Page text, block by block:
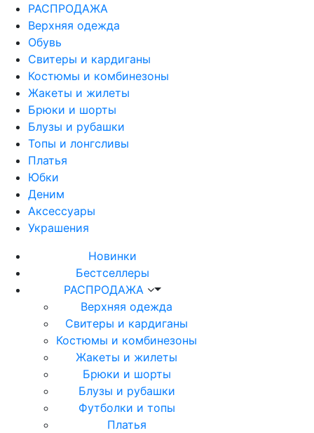
РАСПРОДАЖА
Верхняя одежда
Обувь
Свитеры и кардиганы
Костюмы и комбинезоны
Жакеты и жилеты
Брюки и шорты
Блузы и рубашки
Топы и лонгсливы
Платья
Юбки
Деним
Аксессуары
Украшения
Новинки
Бестселлеры
РАСПРОДАЖА
Верхняя одежда
Свитеры и кардиганы
Костюмы и комбинезоны
Жакеты и жилеты
Брюки и шорты
Блузы и рубашки
Футболки и топы
Платья